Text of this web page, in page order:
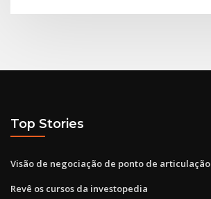
Top Stories
Visão de negociação de ponto de articulação
Revê os cursos da investopedia